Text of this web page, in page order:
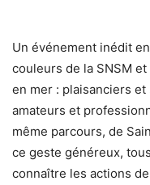
Un événement inédit
couleurs de la SNSM
en mer : plaisanciers
amateurs et
même parcours, de
ce geste généreux,
connaître les actions